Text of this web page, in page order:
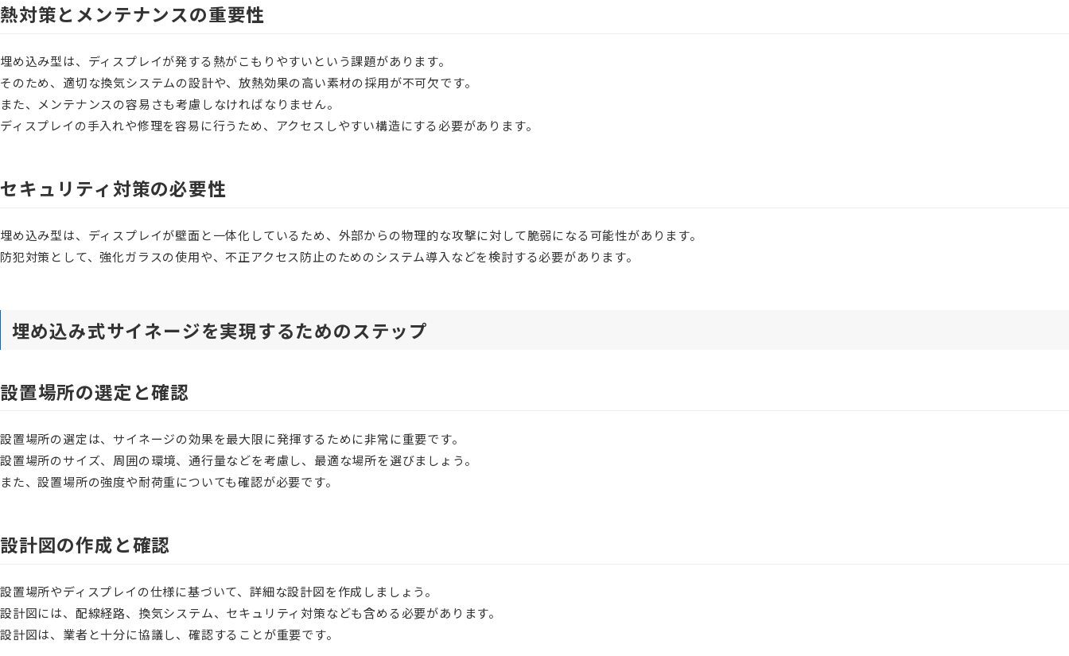
熱対策とメンテナンスの重要性
埋め込み型は、ディスプレイが発する熱がこもりやすいという課題があります。
そのため、適切な換気システムの設計や、放熱効果の高い素材の採用が不可欠です。
また、メンテナンスの容易さも考慮しなければなりません。
ディスプレイの手入れや修理を容易に行うため、アクセスしやすい構造にする必要があります。
セキュリティ対策の必要性
埋め込み型は、ディスプレイが壁面と一体化しているため、外部からの物理的な攻撃に対して脆弱になる可能性があります。
防犯対策として、強化ガラスの使用や、不正アクセス防止のためのシステム導入などを検討する必要があります。
埋め込み式サイネージを実現するためのステップ
設置場所の選定と確認
設置場所の選定は、サイネージの効果を最大限に発揮するために非常に重要です。
設置場所のサイズ、周囲の環境、通行量などを考慮し、最適な場所を選びましょう。
また、設置場所の強度や耐荷重についても確認が必要です。
設計図の作成と確認
設置場所やディスプレイの仕様に基づいて、詳細な設計図を作成しましょう。
設計図には、配線経路、換気システム、セキュリティ対策なども含める必要があります。
設計図は、業者と十分に協議し、確認することが重要です。